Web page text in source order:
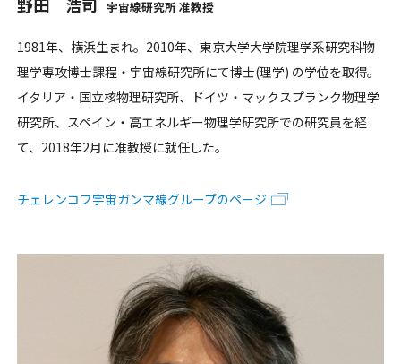
野田 浩司 宇宙線研究所 准教授
1981年、横浜生まれ。2010年、東京大学大学院理学系研究科物
理学専攻博士課程・宇宙線研究所にて博士(理学) の学位を取得。
イタリア・国立核物理研究所、ドイツ・マックスプランク物理学
研究所、スペイン・高エネルギー物理学研究所での研究員を経
て、2018年2月に准教授に就任した。
チェレンコフ宇宙ガンマ線グループのページ